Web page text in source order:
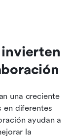
invierten
una creciente
en diferentes
ayudan a
la